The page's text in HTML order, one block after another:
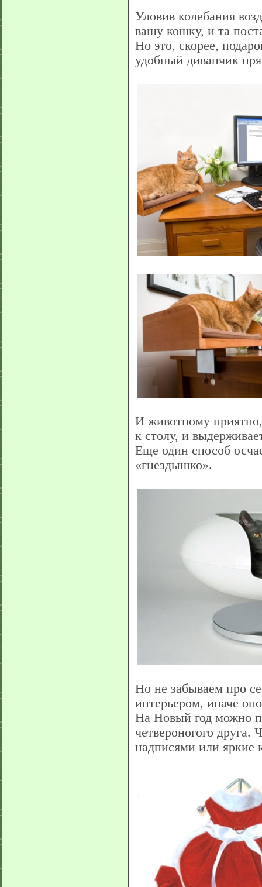
Уловив колебания
вашу кошку, и та
Но это, скорее,
удобный диванчик
И животному
к столу, и
Еще один способ
«гнездышко».
Но не забываем про
интерьером, иначе
На Новый год можно
четвероногого друга.
надписями или яркие